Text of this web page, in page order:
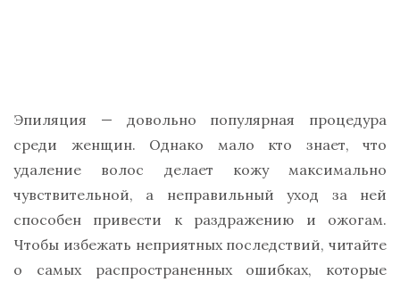
Эпиляция — довольно популярная процедура
среди женщин. Однако мало кто знает, что
удаление волос делает кожу максимально
чувствительной, а неправильный уход за ней
способен привести к раздражению и ожогам.
Чтобы избежать неприятных последствий, читайте
о самых распространенных ошибках, которые